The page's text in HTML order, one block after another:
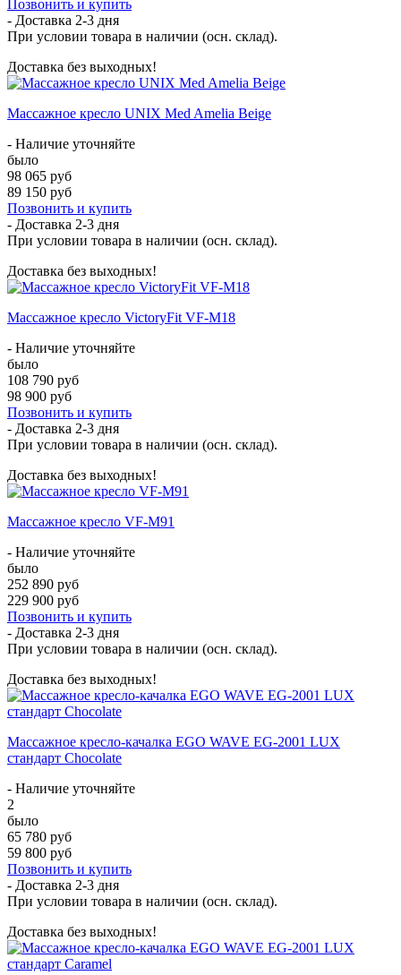
Позвонить и купить
- Доставка 2-3 дня
При условии товара в наличии (осн. склад).
Доставка без выходных!
Массажное кресло UNIX Med Amelia Beige
- Наличие уточняйте
было
98 065 руб
89 150 руб
Позвонить и купить
- Доставка 2-3 дня
При условии товара в наличии (осн. склад).
Доставка без выходных!
Массажное кресло VictoryFit VF-M18
- Наличие уточняйте
было
108 790 руб
98 900 руб
Позвонить и купить
- Доставка 2-3 дня
При условии товара в наличии (осн. склад).
Доставка без выходных!
Массажное кресло VF-M91
- Наличие уточняйте
было
252 890 руб
229 900 руб
Позвонить и купить
- Доставка 2-3 дня
При условии товара в наличии (осн. склад).
Доставка без выходных!
Массажное кресло-качалка EGO WAVE EG-2001 LUX
стандарт Chocolate
- Наличие уточняйте
2
было
65 780 руб
59 800 руб
Позвонить и купить
- Доставка 2-3 дня
При условии товара в наличии (осн. склад).
Доставка без выходных!